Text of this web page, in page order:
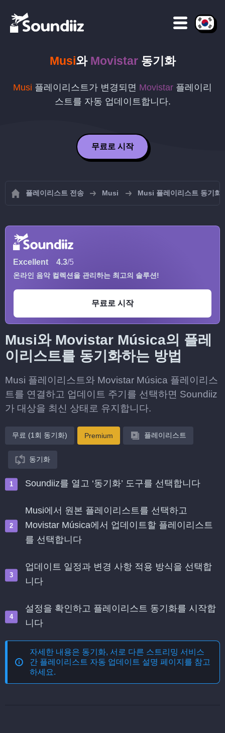
Musi와 Movistar동기화
Musi 플레이리스트가 변경되면 Movistar 플레이리
스트를 자동 업데이트합니다.
무료로 시작
플레이리스트 전송 Musi Musi 플레이리스트 동기화
Excellent 4.3/5
온라인 음악 컬렉션을 관리하는 최고의 솔루션!
무료로 시작
Musi와 Movistar Música의 플레
이리스트를 동기화하는 방법
Musi 플레이리스트와 Movistar Música 플레이리스
트를 연결하고 업데이트 주기를 선택하면 Soundiiz
가 대상을 최신 상태로 유지합니다.
무료 (1회 동기화) Premium 플레이리스트
동기화
Soundiiz를 열고 ‘동기화’ 도구를 선택합니다
Musi에서 원본 플레이리스트를 선택하고
Movistar Música에서 업데이트할 플레이리스트
를 선택합니다
업데이트 일정과 변경 사항 적용 방식을 선택합
니다
설정을 확인하고 플레이리스트 동기화를 시작합
니다
자세한 내용은 동기화, 서로 다른 스트리밍 서비스
간 플레이리스트 자동 업데이트 설명 페이지를 참고
하세요.